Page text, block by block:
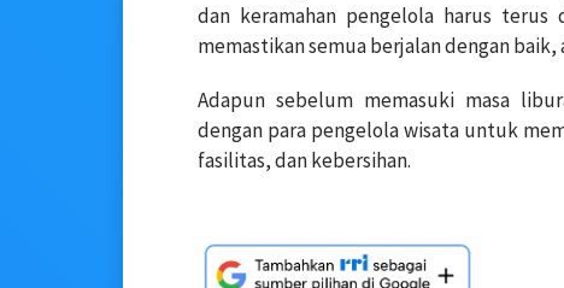
dan keramahan pengelola harus
memastikan semua berjalan dengan baik,
Adapun sebelum memasuki masa
dengan para pengelola wisata untuk
fasilitas, dan kebersihan.